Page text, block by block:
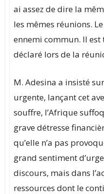
ai assez de dire la
les mêmes réunions.
ennemi commun. Il est
déclaré lors de la
M. Adesina a insisté
urgente, lançant cet
souffre, l’Afrique
grave détresse
qu’elle n’a pas
grand sentiment
discours, mais dans
ressources dont le